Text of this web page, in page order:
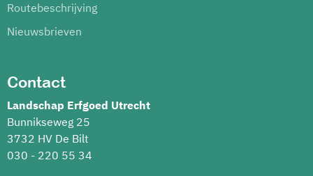
Routebeschrijving
Nieuwsbrieven
Contact
Landschap Erfgoed Utrecht
Bunnikseweg 25
3732 HV De Bilt
030 - 220 55 34